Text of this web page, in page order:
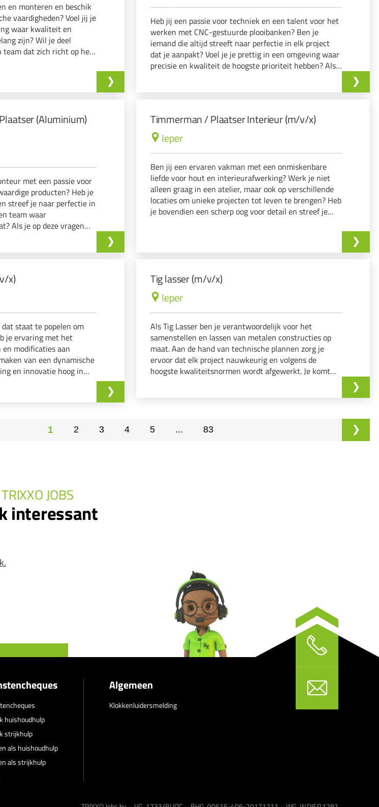
en monteren en beschik
vaardigheden? Voel jij je
waar kwaliteit en
zijn? Wil je deel
team dat zich richt op het
Heb jij een passie voor techniek en een talent voor het
werken met CNC-gestuurde plooibanken? Ben je
iemand die altijd streeft naar perfectie in elk project
dat je aanpakt? Voel je je prettig in een omgeving waar
precisie en kwaliteit de hoogste prioriteit hebben? Als
(Aluminium)
met een passie voor
producten? Heb je
streef je naar perfectie in
team waar
Als je op deze vragen
Timmerman / Plaatser Interieur (m/v/x)
Ieper
Ben jij een ervaren vakman met een onmiskenbare
liefde voor hout en interieurafwerking? Werk je niet
alleen graag in een atelier, maar ook op verschillende
locaties om unieke projecten tot leven te brengen? Heb
je bovendien een scherp oog voor detail en streef je
x)
staat te popelen om
je ervaring met het
modificaties aan
van een dynamische
en innovatie hoog in
Tig lasser (m/v/x)
Ieper
Als Tig Lasser ben je verantwoordelijk voor het
samenstellen en lassen van metalen constructies op
maat. Aan de hand van technische plannen zorg je
ervoor dat elk project nauwkeurig en volgens de
hoogste kwaliteitsnormen wordt afgewerkt. Je komt
1 2 3 4 5 ... 83
TRIXXO JOBS
interessant
huishoudhulp
strijkhulp
als huishoudhulp
als strijkhulp
Algemeen
Klokkenluidersmelding